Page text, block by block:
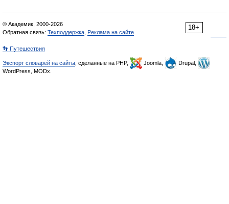
18+
© Академик, 2000-2026
Обратная связь: Техподдержка Реклама на сайте
👣 Путешествия
Экспорт словарей на сайты , сделанные на PHP, Joomla,
Drupal,
WordPress, MODx.